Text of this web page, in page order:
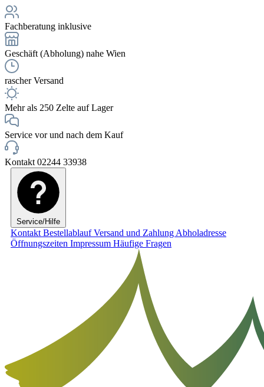
Fachberatung inklusive
Geschäft (Abholung) nahe Wien
rascher Versand
Mehr als 250 Zelte auf Lager
Service vor und nach dem Kauf
Kontakt 02244 33938
Service/Hilfe
Kontakt BestellablaufVersand und Zahlung Abholadresse
Öffnungszeiten Impressum Häufige Fragen